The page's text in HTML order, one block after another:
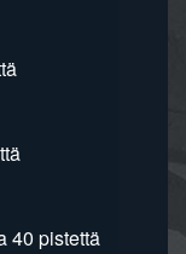
40 pistettä